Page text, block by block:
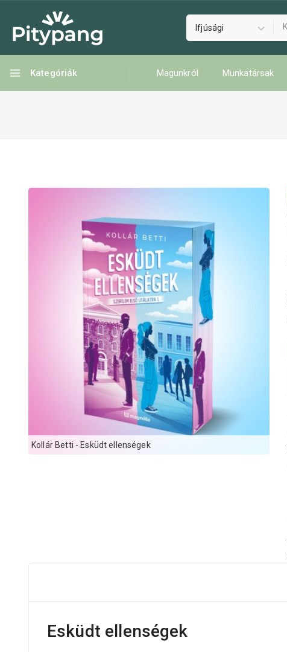
Kategóriák Magunkról Munkatársak
Kollár Betti - Esküdt ellenségek
Esküdt ellenségek